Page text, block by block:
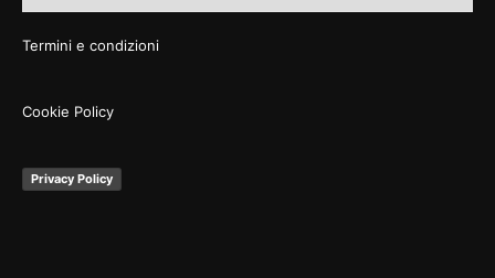
di
Termini e condizioni
Cookie Policy
Privacy Policy